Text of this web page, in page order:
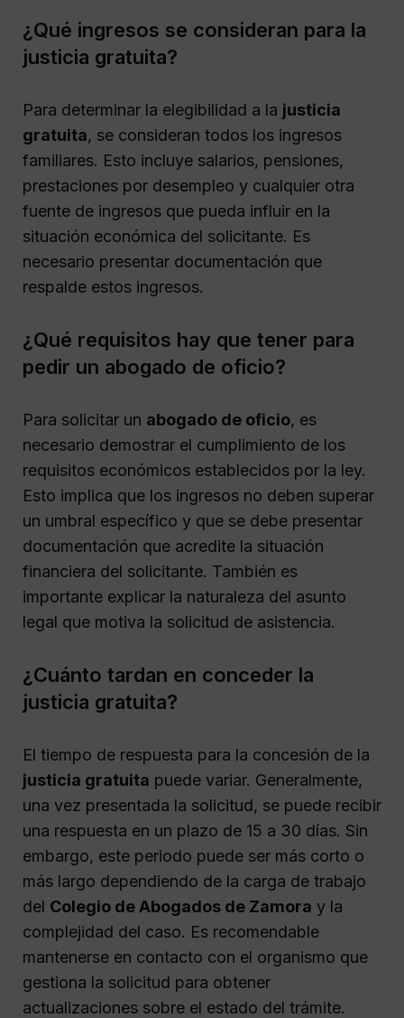
¿Qué ingresos se consideran para la
justicia gratuita?
Para determinar la elegibilidad a la justicia
gratuita, se consideran todos los ingresos
familiares. Esto incluye salarios, pensiones,
prestaciones por desempleo y cualquier otra
fuente de ingresos que pueda influir en la
situación económica del solicitante. Es
necesario presentar documentación que
respalde estos ingresos.
¿Qué requisitos hay que tener para
pedir un abogado de oficio?
Para solicitar un abogado de oficio, es
necesario demostrar el cumplimiento de los
requisitos económicos establecidos por la ley.
Esto implica que los ingresos no deben superar
un umbral específico y que se debe presentar
documentación que acredite la situación
financiera del solicitante. También es
importante explicar la naturaleza del asunto
legal que motiva la solicitud de asistencia.
¿Cuánto tardan en conceder la
justicia gratuita?
El tiempo de respuesta para la concesión de la
justicia gratuita puede variar. Generalmente,
una vez presentada la solicitud, se puede recibir
una respuesta en un plazo de 15 a 30 días. Sin
embargo, este periodo puede ser más corto o
más largo dependiendo de la carga de trabajo
del Colegio de Abogados de Zamora y la
complejidad del caso. Es recomendable
mantenerse en contacto con el organismo que
gestiona la solicitud para obtener
actualizaciones sobre el estado del trámite.